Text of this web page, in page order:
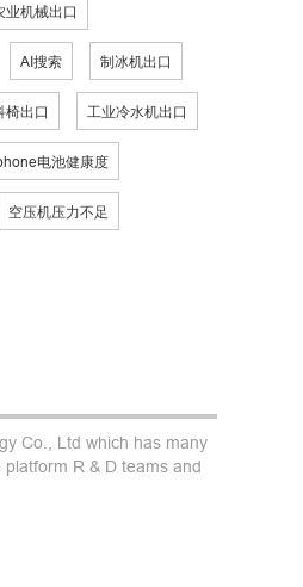
业机械出口
AI搜索 制冰机出口
椅出口 工业冷水机出口
电池健康度
空压机压力不足
Co., Ltd which has many
R & D teams and